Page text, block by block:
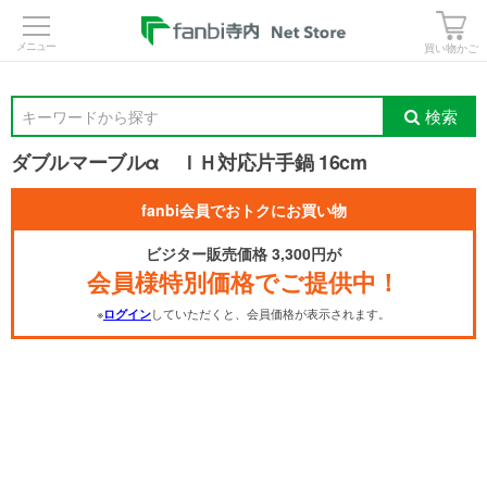
買い物かご
キーワードから探す 検索
ダブルマーブルα ＩＨ対応片手鍋 16cm
fanbi会員でおトクにお買い物
ビジター販売価格 3,300円が
会員様特別価格でご提供中！
※ログインしていただくと、会員価格が表示されます。